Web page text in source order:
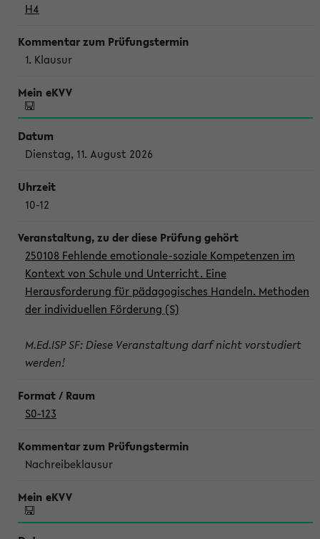
H4
1. Klausur
Dienstag, 11. August 2026
10-12
250108 Fehlende emotionale-soziale Kompetenzen im
Kontext von Schule und Unterricht. Eine
Herausforderung für pädagogisches Handeln. Methoden
der individuellen Förderung (S)
M.Ed.ISP SF: Diese Veranstaltung darf nicht vorstudiert
werden!
S0-123
Nachreibeklausur